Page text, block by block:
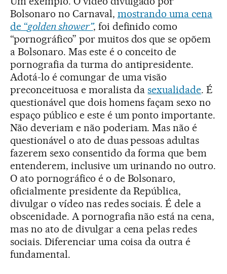
Bolsonaro no Carnaval, mostrando uma cena
de “golden shower”, foi definido como
“pornográfico” por muitos dos que se opõem
a Bolsonaro. Mas este é o conceito de
pornografia da turma do antipresidente.
Adotá-lo é comungar de uma visão
preconceituosa e moralista dasexualidade. É
questionável que dois homens façam sexo no
espaço público e este é um ponto importante.
Não deveriam e não poderiam. Mas não é
questionável o ato de duas pessoas adultas
fazerem sexo consentido da forma que bem
entenderem, inclusive um urinando no outro.
O ato pornográfico é o de Bolsonaro,
oficialmente presidente da República,
divulgar o vídeo nas redes sociais. É dele a
obscenidade. A pornografia não está na cena,
mas no ato de divulgar a cena pelas redes
sociais. Diferenciar uma coisa da outra é
fundamental.